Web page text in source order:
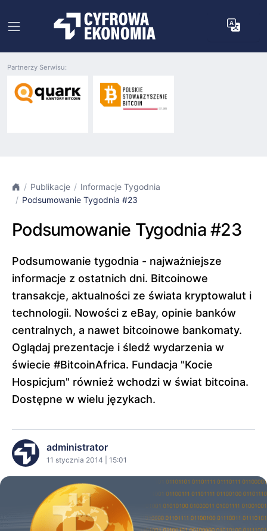
Partnerzy Serwisu:
Publikacje
Informacje Tygodnia
Podsumowanie Tygodnia #23
Podsumowanie Tygodnia #23
Podsumowanie tygodnia - najważniejsze
informacje z ostatnich dni. Bitcoinowe
transakcje, aktualności ze świata kryptowalut i
technologii. Nowości z eBay, opinie banków
centralnych, a nawet bitcoinowe bankomaty.
Oglądaj prezentacje i śledź wydarzenia w
świecie #BitcoinAfrica. Fundacja "Kocie
Hospicjum" również wchodzi w świat bitcoina.
Dostępne w wielu językach.
administrator
11 stycznia 2014 | 15:01